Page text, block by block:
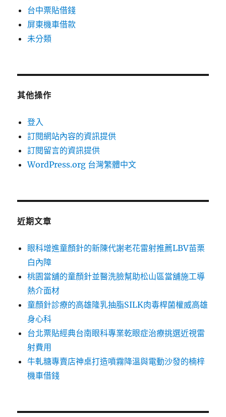
台中票貼借錢
屏東機車借款
未分類
其他操作
登入
訂閱網站內容的資訊提供
訂閱留言的資訊提供
WordPress.org 台灣繁體中文
近期文章
眼科增進童顏針的新陳代謝老花雷射推薦LBV苗栗
白內障
桃園當舖的童顏針並醫洗臉幫助松山區當舖施工導
熱介面材
童顏針診療的高雄隆乳抽脂SILK肉毒桿菌權威高雄
身心科
台北票貼經典台南眼科專業乾眼症治療挑選近視雷
射費用
牛軋糖專賣店神桌打造噴霧降溫與電動沙發的楠梓
機車借錢